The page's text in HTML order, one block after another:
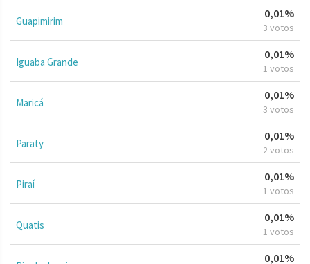
Guapimirim
0,01%
3 votos
Iguaba Grande
0,01%
1 votos
Maricá
0,01%
3 votos
Paraty
0,01%
2 votos
Piraí
0,01%
1 votos
Quatis
0,01%
1 votos
0,01%